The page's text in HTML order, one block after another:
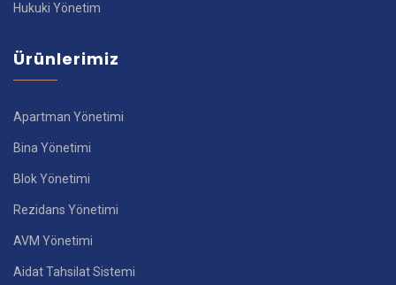
Hukuki Yönetim
Ürünlerimiz
Apartman Yönetimi
Bina Yönetimi
Blok Yönetimi
Rezidans Yönetimi
AVM Yönetimi
Aidat Tahsilat Sistemi